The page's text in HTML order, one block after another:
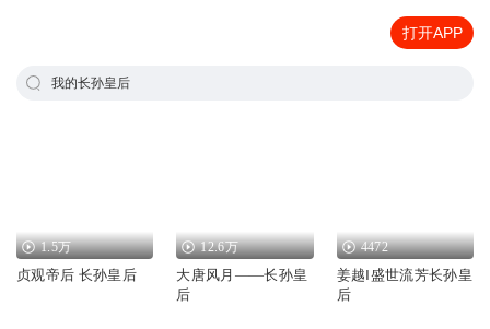
打开APP
我的长孙皇后
1.5万
贞观帝后 长孙皇后
12.6万
大唐风月——长孙皇
后
4472
姜越Ⅰ盛世流芳长孙皇
后